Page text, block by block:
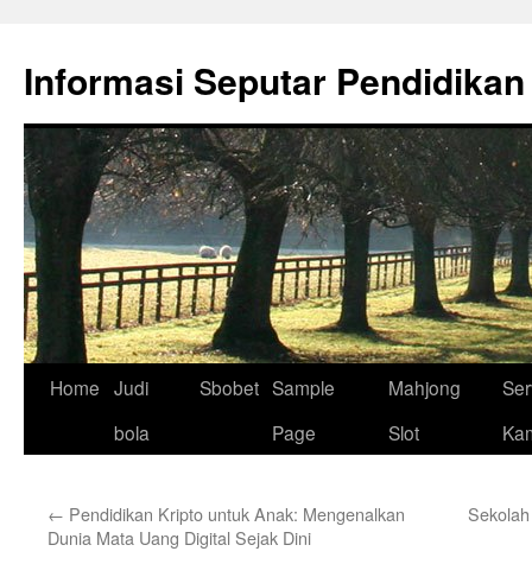
content
Informasi Seputar Pendidikan
Home Judi
bola
Sbobet Sample
Page
Mahjong
Slot
← Pendidikan Kripto untuk Anak: Mengenalkan
Dunia Mata Uang Digital Sejak Dini